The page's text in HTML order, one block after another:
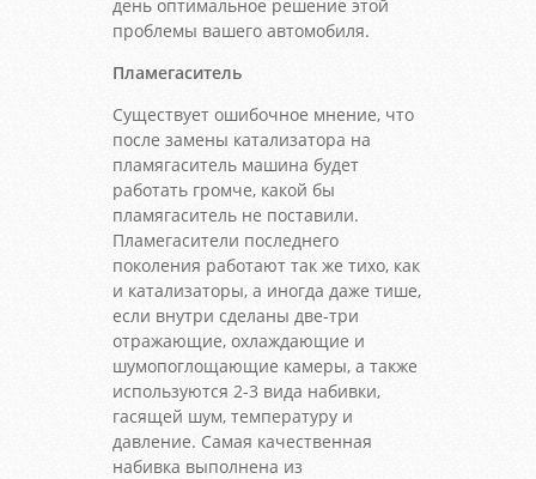
день оптимальное решение этой
проблемы вашего автомобиля.
Пламегаситель
Существует ошибочное мнение, что
после замены катализатора на
пламягаситель машина будет
работать громче, какой бы
пламягаситель не поставили.
Пламегасители последнего
поколения работают так же тихо, как
и катализаторы, а иногда даже тише,
если внутри сделаны две-три
отражающие, охлаждающие и
шумопоглощающие камеры, а также
используются 2-3 вида набивки,
гасящей шум, температуру и
давление. Самая качественная
набивка выполнена из